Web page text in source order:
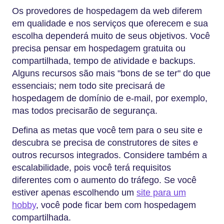
Os provedores de hospedagem da web diferem
em qualidade e nos serviços que oferecem e sua
escolha dependerá muito de seus objetivos. Você
precisa pensar em hospedagem gratuita ou
compartilhada, tempo de atividade e backups.
Alguns recursos são mais "bons de se ter" do que
essenciais; nem todo site precisará de
hospedagem de domínio de e-mail, por exemplo,
mas todos precisarão de segurança.
Defina as metas que você tem para o seu site e
descubra se precisa de construtores de sites e
outros recursos integrados. Considere também a
escalabilidade, pois você terá requisitos
diferentes com o aumento do tráfego. Se você
estiver apenas escolhendo um site para um
hobby, você pode ficar bem com hospedagem
compartilhada.